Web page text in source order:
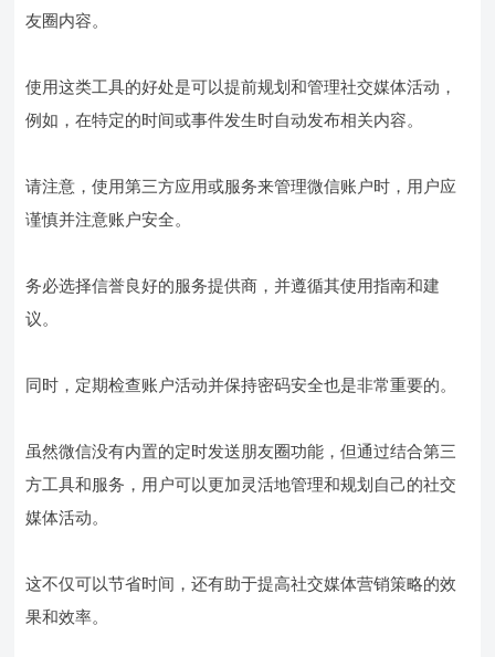
友圈内容。
使用这类工具的好处是可以提前规划和管理社交媒体活动，
例如，在特定的时间或事件发生时自动发布相关内容。
请注意，使用第三方应用或服务来管理微信账户时，用户应
谨慎并注意账户安全。
务必选择信誉良好的服务提供商，并遵循其使用指南和建
议。
同时，定期检查账户活动并保持密码安全也是非常重要的。
虽然微信没有内置的定时发送朋友圈功能，但通过结合第三
方工具和服务，用户可以更加灵活地管理和规划自己的社交
媒体活动。
这不仅可以节省时间，还有助于提高社交媒体营销策略的效
果和效率。